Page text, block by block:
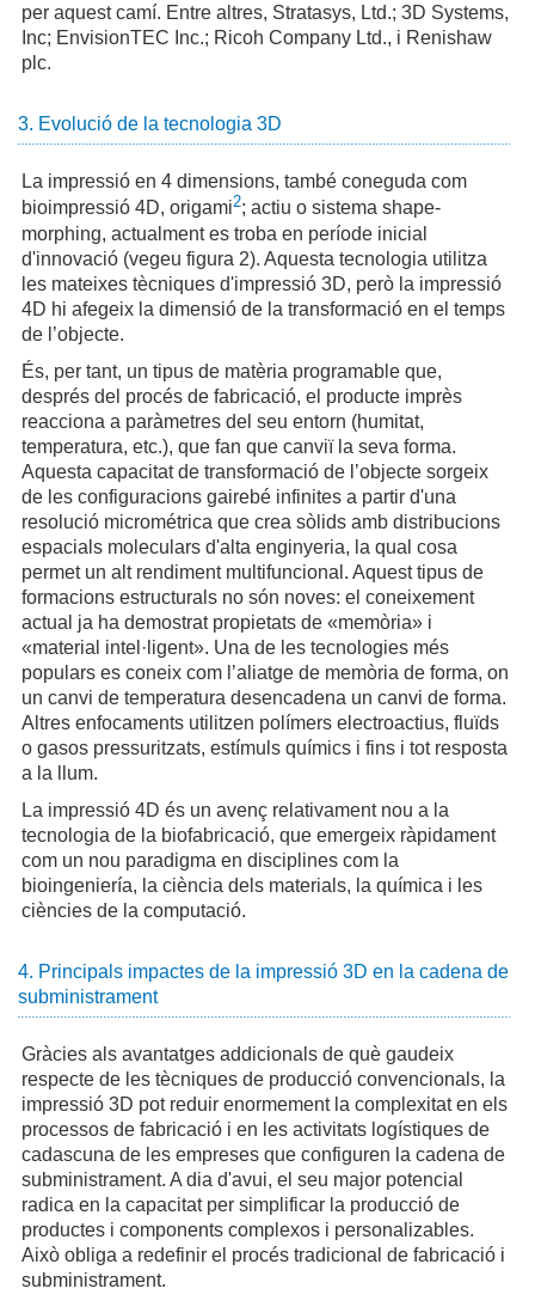
per aquest camí. Entre altres, Stratasys, Ltd.; 3D Systems,
Inc; EnvisionTEC Inc.; Ricoh Company Ltd., i Renishaw
plc.
3. Evolució de la tecnologia 3D
La impressió en 4 dimensions, també coneguda com
bioimpressió 4D, origami2; actiu o sistema shape-
morphing, actualment es troba en període inicial
d'innovació (vegeu figura 2). Aquesta tecnologia utilitza
les mateixes tècniques d'impressió 3D, però la impressió
4D hi afegeix la dimensió de la transformació en el temps
de l’objecte.
És, per tant, un tipus de matèria programable que,
després del procés de fabricació, el producte imprès
reacciona a paràmetres del seu entorn (humitat,
temperatura, etc.), que fan que canviï la seva forma.
Aquesta capacitat de transformació de l’objecte sorgeix
de les configuracions gairebé infinites a partir d'una
resolució micrométrica que crea sòlids amb distribucions
espacials moleculars d'alta enginyeria, la qual cosa
permet un alt rendiment multifuncional. Aquest tipus de
formacions estructurals no són noves: el coneixement
actual ja ha demostrat propietats de «memòria» i
«material intel·ligent». Una de les tecnologies més
populars es coneix com l’aliatge de memòria de forma, on
un canvi de temperatura desencadena un canvi de forma.
Altres enfocaments utilitzen polímers electroactius, fluïds
o gasos pressuritzats, estímuls químics i fins i tot resposta
a la llum.
La impressió 4D és un avenç relativament nou a la
tecnologia de la biofabricació, que emergeix ràpidament
com un nou paradigma en disciplines com la
bioingeniería, la ciència dels materials, la química i les
ciències de la computació.
4. Principals impactes de la impressió 3D en la cadena de
subministrament
Gràcies als avantatges addicionals de què gaudeix
respecte de les tècniques de producció convencionals, la
impressió 3D pot reduir enormement la complexitat en els
processos de fabricació i en les activitats logístiques de
cadascuna de les empreses que configuren la cadena de
subministrament. A dia d'avui, el seu major potencial
radica en la capacitat per simplificar la producció de
productes i components complexos i personalizables.
Això obliga a redefinir el procés tradicional de fabricació i
subministrament.